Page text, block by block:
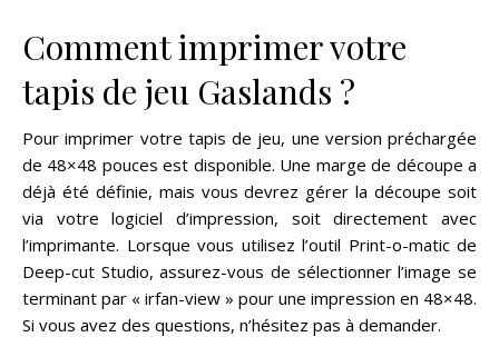
Comment imprimer votre
tapis de jeu Gaslands ?
Pour imprimer votre tapis de jeu, une version préchargée
de 48×48 pouces est disponible. Une marge de découpe a
déjà été définie, mais vous devrez gérer la découpe soit
via votre logiciel d’impression, soit directement avec
l’imprimante. Lorsque vous utilisez l’outil Print-o-matic de
Deep-cut Studio, assurez-vous de sélectionner l’image se
terminant par « irfan-view » pour une impression en 48×48.
Si vous avez des questions, n’hésitez pas à demander.